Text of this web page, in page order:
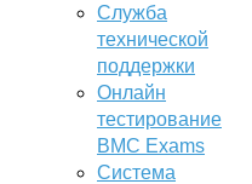
Служба
технической
поддержки
Онлайн
тестирование
BMC Exams
Система